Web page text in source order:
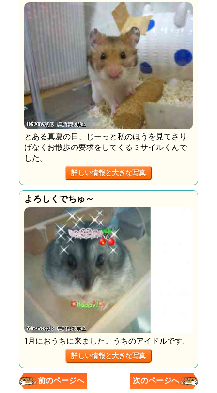
とある真夏の日、じーっと私のほうを見てさり
げなくお散歩の要求をしてくるミサイルくんで
した。
詳しい情報と大きな写真
よろしくでちゅ～
1月におうちに来ました。うちのアイドルです。
詳しい情報と大きな写真
前のページへ
次のページへ